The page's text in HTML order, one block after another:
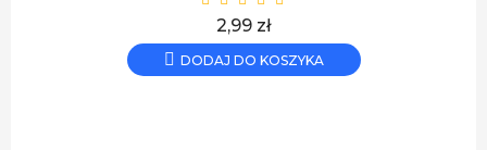
Cena
2,99 zł
DODAJ DO KOSZYKA